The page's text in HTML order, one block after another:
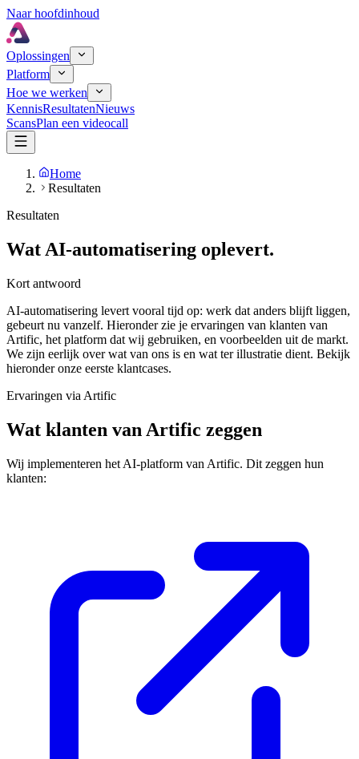
Naar hoofdinhoud
Oplossingen
Platform
Hoe we werken
KennisResultatenNieuws
ScansPlan een videocall
Home
Resultaten
Resultaten
Wat AI-automatisering oplevert.
Kort antwoord
AI-automatisering levert vooral tijd op: werk dat anders blijft liggen,
gebeurt nu vanzelf. Hieronder zie je ervaringen van klanten van
Artific, het platform dat wij gebruiken, en voorbeelden uit de markt.
We zijn eerlijk over wat van ons is en wat ter illustratie dient. Bekijk
hieronder onze eerste klantcases.
Ervaringen via Artific
Wat klanten van Artific zeggen
Wij implementeren het AI-platform van Artific. Dit zeggen hun
klanten: